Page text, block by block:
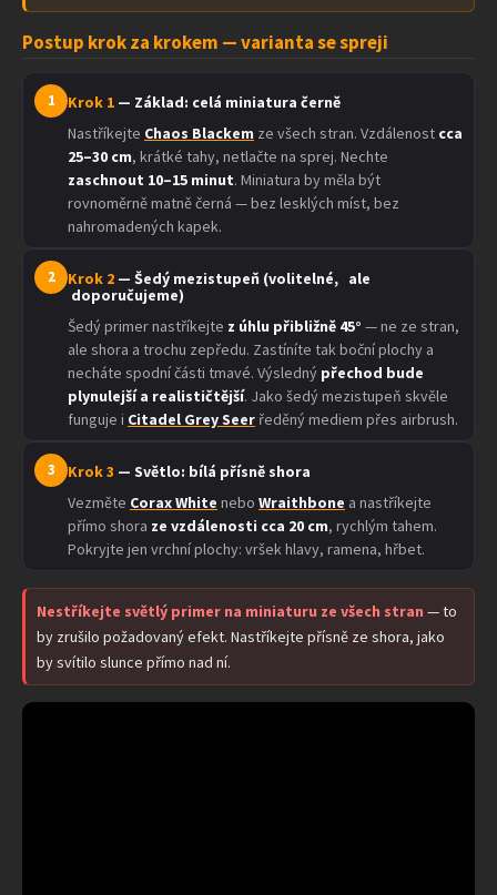
Postup krok za krokem — varianta se spreji
1 Krok 1 — Základ: celá miniatura černě
Nastříkejte Chaos Blackem ze všech stran. Vzdálenost cca
25–30 cm, krátké tahy, netlačte na sprej. Nechte
zaschnout 10–15 minut. Miniatura by měla být
rovnoměrně matně černá — bez lesklých míst, bez
nahromadených kapek.
2 Krok 2 — Šedý mezistupeň (volitelné, ale
doporučujeme)
Šedý primer nastříkejte z úhlu přibližně 45° — ne ze stran,
ale shora a trochu zepředu. Zastíníte tak boční plochy a
necháte spodní části tmavé. Výsledný přechod bude
plynulejší a realističtější. Jako šedý mezistupeň skvěle
funguje i Citadel Grey Seer ředěný mediem přes airbrush.
3 Krok 3 — Světlo: bílá přísně shora
Vezměte Corax White nebo Wraithbone a nastříkejte
přímo shora ze vzdálenosti cca 20 cm, rychlým tahem.
Pokryjte jen vrchní plochy: vršek hlavy, ramena, hřbet.
Nestříkejte světlý primer na miniaturu ze všech stran — to
by zrušilo požadovaný efekt. Nastříkejte přísně ze shora, jako
by svítilo slunce přímo nad ní.